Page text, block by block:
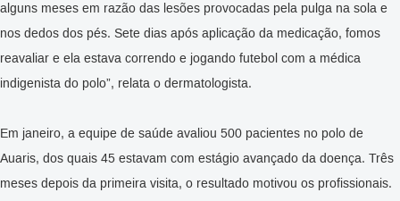
alguns meses em razão das lesões provocadas pela pulga na sola e
nos dedos dos pés. Sete dias após aplicação da medicação, fomos
reavaliar e ela estava correndo e jogando futebol com a médica
indigenista do polo”, relata o dermatologista.
Em janeiro, a equipe de saúde avaliou 500 pacientes no polo de
Auaris, dos quais 45 estavam com estágio avançado da doença. Três
meses depois da primeira visita, o resultado motivou os profissionais.